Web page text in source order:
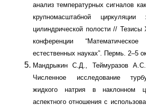
анализ температурных сигналов
крупномасштабной
цилиндрической полости // Тезисы
конференции
естественных науках”. Пермь. 2–5
Мандрыкин С.Д., Теймуразов
Численное исследование
жидкого натрия в наклонном
аспектного отношения с